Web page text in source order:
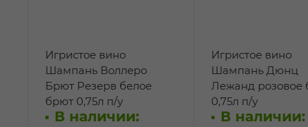
Игристое вино
Шампань Воллеро
Брют Резерв белое
брют 0,75л п/у
В наличии:
Игристое вино
Шампань Дюнц
Лежанд розовое
0,75л п/у
В наличии: